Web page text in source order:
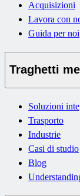
Acquisizioni
Lavora con
Guida per noi
Traghetti
Soluzioni
Trasporto
Industrie
Casi di studio
Blog